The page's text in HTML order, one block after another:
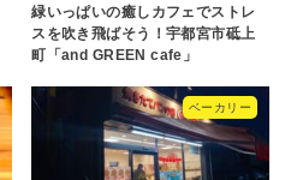
緑いっぱいの癒しカフェでストレ
スを吹き飛ばそう！宇都宮市砥上
町「and GREEN cafe」
ベーカリー